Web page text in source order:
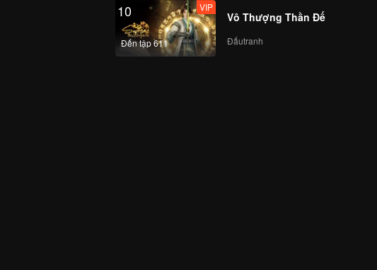
10
Đến tập 611
VIP
Vô Thượng Thần Đế
Đấutranh